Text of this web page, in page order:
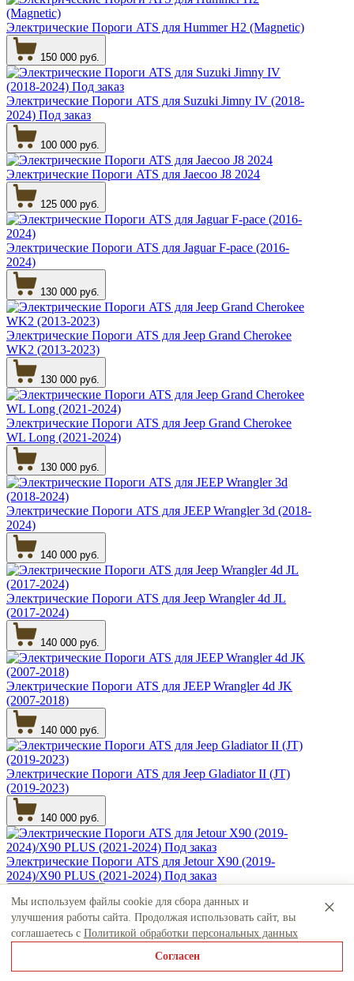
Электрические Пороги ATS для Hummer H2 (Magnetic)
150 000 руб.
Электрические Пороги ATS для Suzuki Jimny IV (2018-
2024) Под заказ
100 000 руб.
Электрические Пороги ATS для Jaecoo J8 2024
125 000 руб.
Электрические Пороги ATS для Jaguar F-pace (2016-
2024)
130 000 руб.
Электрические Пороги ATS для Jeep Grand Cherokee
WK2 (2013-2023)
130 000 руб.
Электрические Пороги ATS для Jeep Grand Cherokee
WL Long (2021-2024)
130 000 руб.
Электрические Пороги ATS для JEEP Wrangler 3d (2018-
2024)
140 000 руб.
Электрические Пороги ATS для Jeep Wrangler 4d JL
(2017-2024)
140 000 руб.
Электрические Пороги ATS для JEEP Wrangler 4d JK
(2007-2018)
140 000 руб.
Электрические Пороги ATS для Jeep Gladiator II (JT)
(2019-2023)
140 000 руб.
Электрические Пороги ATS для Jetour X90 (2019-
2024)/X90 PLUS (2021-2024) Под заказ
100 000 руб.
Электрические Пороги ATS для Jetour T2
Мы используем файлы cookie для сбора данных и
улучшения работы сайта. Продолжая использовать сайт, вы
соглашаетесь с Политикой обработки персональных данных
Согласен
×